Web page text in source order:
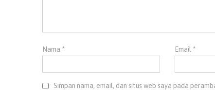
Nama * Email *
Simpan nama, email, dan situs web saya pada